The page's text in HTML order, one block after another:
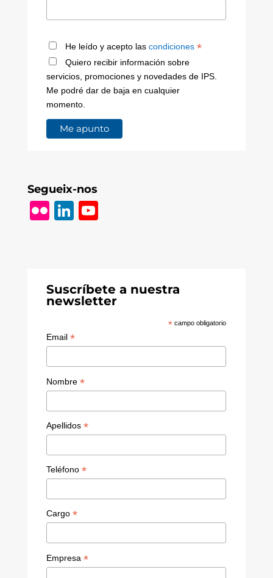
He leído y acepto las condiciones *
Quiero recibir información sobre
servicios, promociones y novedades de IPS.
Me podré dar de baja en cualquier
momento.
Segueix-nos
Fl Li
dI
n
Y
u
b
C
h
a
n
Suscríbete a nuestra
newsletter
*campo obligatorio
Email *
Nombre *
Apellidos *
Teléfono *
Cargo *
Empresa *